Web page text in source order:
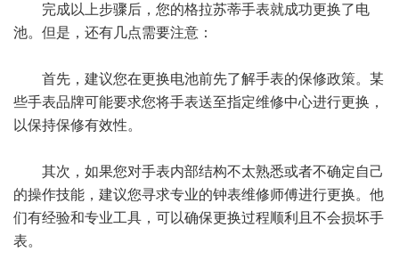
完成以上步骤后，您的格拉苏蒂手表就成功更换了电
池。但是，还有几点需要注意：
首先，建议您在更换电池前先了解手表的保修政策。某
些手表品牌可能要求您将手表送至指定维修中心进行更换，
以保持保修有效性。
其次，如果您对手表内部结构不太熟悉或者不确定自己
的操作技能，建议您寻求专业的钟表维修师傅进行更换。他
们有经验和专业工具，可以确保更换过程顺利且不会损坏手
表。